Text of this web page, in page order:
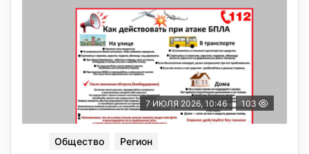
7 ИЮЛЯ 2026, 10:46 103
Общество Регион